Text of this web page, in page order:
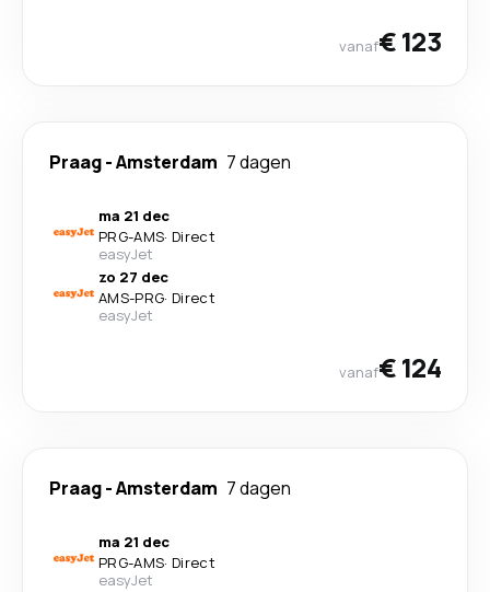
vanaf€ 123
Praag-Amsterdam 7 dagen
ma 21 dec
PRG-AMS· Direct
easyJet
zo 27 dec
AMS-PRG· Direct
easyJet
vanaf€ 124
Praag-Amsterdam 7 dagen
ma 21 dec
PRG-AMS· Direct
easyJet